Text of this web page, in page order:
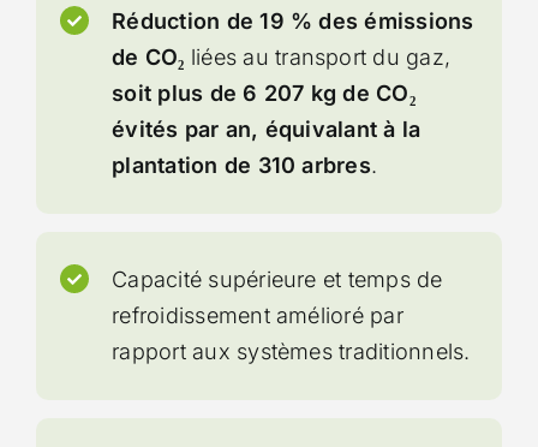
Réduction de 19 % des émissions
de CO₂ liées au transport du gaz,
soit plus de 6 207 kg de CO₂
évités par an, équivalant à la
plantation de 310 arbres.
Capacité supérieure et temps de
refroidissement amélioré par
rapport aux systèmes traditionnels.